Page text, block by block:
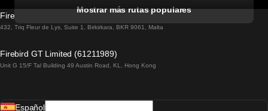
Tren De Lisboa A Lagos
Tren De Lisboa A Madrid
Mostrar más rutas populares
Firebird GT Limited (OC 1451)
432, Triq Fleur de Lys, Suite 1, Birkirkara, BKR 9061, Malta
Firebird GT Limited (61211989)
Unit G 15/F Tal Building 49 Austin Road, KL, Hong Kong
Español